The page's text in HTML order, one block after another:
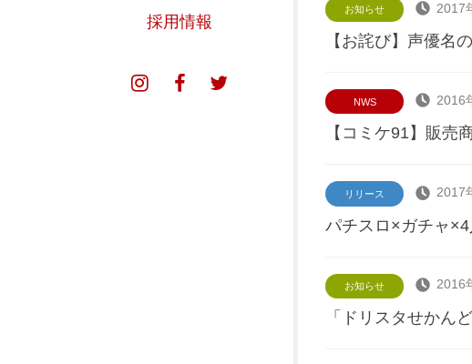
採用情報
お知らせ 2017
【お詫び】声優名
NWS 2016
【コミケ91】販売
リリース 2017
パチスロ×ガチャ
お知らせ 2016
「ドリスタせかん